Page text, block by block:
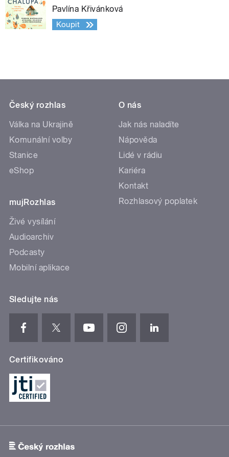
Pavlína Křivánková
Koupit
Český rozhlas
Válka na Ukrajině
Komunální volby
Stanice
eShop
mujRozhlas
Živé vysílání
Audioarchiv
Podcasty
Mobilní aplikace
O nás
Jak nás naladíte
Nápověda
Lidé v rádiu
Kariéra
Kontakt
Rozhlasový poplatek
Sledujte nás
Certifikováno